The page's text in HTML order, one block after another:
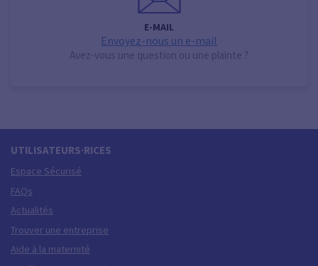
E-MAIL
Envoyez-nous un e-mail
Avez-vous une question ou une plainte ?
UTILISATEURS·RICES
Espace Sécurisé
FAQs
Actualités
Trouver une entreprise
Aide à la maternité